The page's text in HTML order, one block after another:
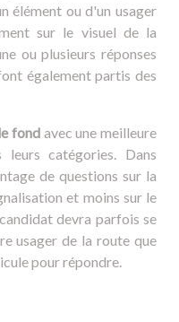
élément ou d'un usager
sur le visuel de la
ou plusieurs réponses
également partis des
fondavec une meilleure
catégories. Dans
de questions sur la
et moins sur le
devra parfois se
usager de la route que
pour répondre.